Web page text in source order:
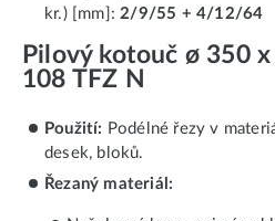
kr.) [mm]:2/9/55 + 4/12/64
Pilový kotouč ø 350
108 TFZ N
Použití: Podélné řezy v
desek, bloků.
Řezaný materiál: